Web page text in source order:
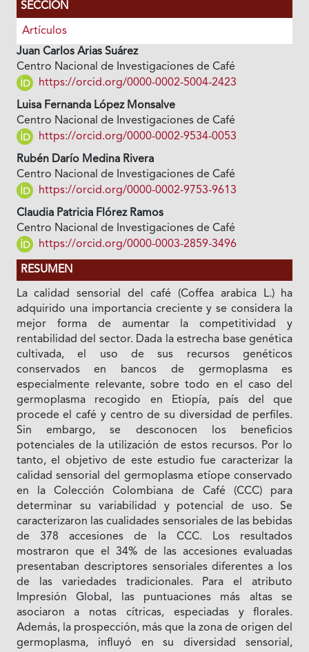
SECCIÓN
Artículos
Juan Carlos Arias Suárez
Centro Nacional de Investigaciones de Café
https://orcid.org/0000-0002-5004-2423
Luisa Fernanda López Monsalve
Centro Nacional de Investigaciones de Café
https://orcid.org/0000-0002-9534-0053
Rubén Darío Medina Rivera
Centro Nacional de Investigaciones de Café
https://orcid.org/0000-0002-9753-9613
Claudia Patricia Flórez Ramos
Centro Nacional de Investigaciones de Café
https://orcid.org/0000-0003-2859-3496
RESUMEN
La calidad sensorial del café (Coffea arabica L.) ha
adquirido una importancia creciente y se considera la
mejor forma de aumentar la competitividad y
rentabilidad del sector. Dada la estrecha base genética
cultivada, el uso de sus recursos genéticos
conservados en bancos de germoplasma es
especialmente relevante, sobre todo en el caso del
germoplasma recogido en Etiopía, país del que
procede el café y centro de su diversidad de perfiles.
Sin embargo, se desconocen los beneficios
potenciales de la utilización de estos recursos. Por lo
tanto, el objetivo de este estudio fue caracterizar la
calidad sensorial del germoplasma etíope conservado
en la Colección Colombiana de Café (CCC) para
determinar su variabilidad y potencial de uso. Se
caracterizaron las cualidades sensoriales de las bebidas
de 378 accesiones de la CCC. Los resultados
mostraron que el 34% de las accesiones evaluadas
presentaban descriptores sensoriales diferentes a los
de las variedades tradicionales. Para el atributo
Impresión Global, las puntuaciones más altas se
asociaron a notas cítricas, especiadas y florales.
Además, la prospección, más que la zona de origen del
germoplasma, influyó en su diversidad sensorial,